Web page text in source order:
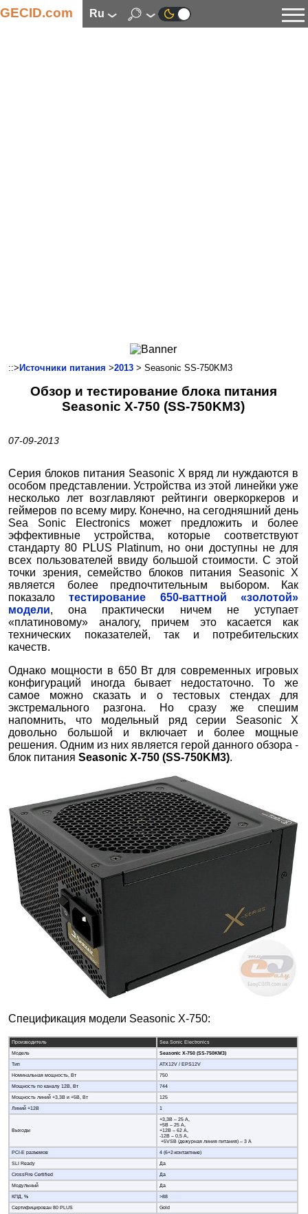
GECID.com ru
Смартфоны
Коммуникации
Автоэлектроника
::> Источники питания >2013 > Seasonic SS-750KM3
Обзор и тестирование блока питания
Seasonic X-750 (SS-750KM3)
07-09-2013
Серия блоков питания Seasonic X вряд ли нуждаются в
особом представлении. Устройства из этой линейки уже
несколько лет возглавляют рейтинги оверкоркеров и
геймеров по всему миру. Конечно, на сегодняшний день
Sea Sonic Electronics может предложить и более
эффективные устройства, которые соответствуют
стандарту 80 PLUS Platinum, но они доступны не для
всех пользователей ввиду большой стоимости. С этой
точки зрения, семейство блоков питания Seasonic X
является более предпочтительным выбором. Как
показалотестирование 650-ваттной «золотой»
модели, она практически ничем не уступает
«платиновому» аналогу, причем это касается как
технических показателей, так и потребительских
качеств.
Однако мощности в 650 Вт для современных игровых
конфигураций иногда бывает недостаточно. То же
самое можно сказать и о тестовых стендах для
экстремального разгона. Но сразу же спешим
напомнить, что модельный ряд серии Seasonic X
довольно большой и включает и более мощные
решения. Одним из них является герой данного обзора -
блок питания Seasonic X-750 (SS-750KM3).
Спецификация модели Seasonic X-750:
Производитель
Sea Sonic Electronics
Модель
Seasonic X-750 (SS-750KM3)
Тип
ATX12V / EPS12V
Номинальная мощность, Вт
750
Мощность по каналу 12В, Вт
744
Мощность линий +3,3В и +5В, Вт
125
Линий +12В
1
Выходы
+3,3В – 25 A,
+5В – 25 A,
+12В – 62 A,
-12В – 0,5 A,
+5VSB (дежурная линия питания) – 3 A
PCI-E разъемов
4 (6+2-контактные)
SLI Ready
Да
CrossFire Certified
Да
Модульный
Да
КПД, %
>88
Сертифицирован 80 PLUS
Gold